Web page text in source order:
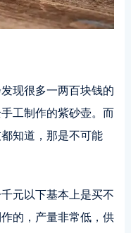
现很多一两百块钱的
工制作的紫砂壶。而
知道，那是不可能
元以下基本上是买不
的，产量非常低，供